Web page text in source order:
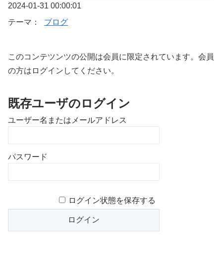
2024-01-31 00:00:01
テーマ：
ブログ
このコンテツンツの公開は会員に限定されています。会員
の方はログインしてください。
既存ユーザのログイン
ユーザー名またはメールアドレス
パスワード
ログイン状態を保存する